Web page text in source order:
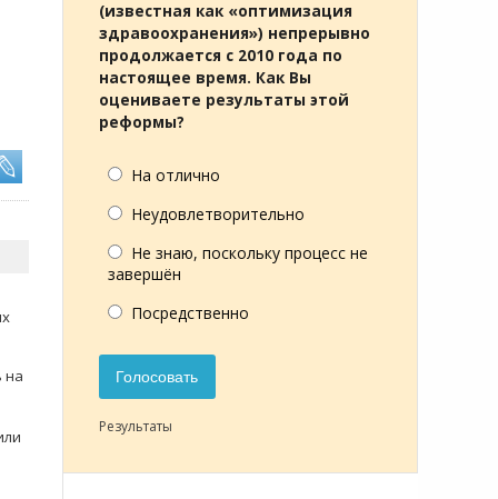
на
(известная как «оптимизация
здравоохранения») непрерывно
продолжается с 2010 года по
настоящее время. Как Вы
оцениваете результаты этой
реформы?
На отлично
Неудовлетворительно
Не знаю, поскольку процесс не
завершён
Посредственно
Голосовать
Результаты